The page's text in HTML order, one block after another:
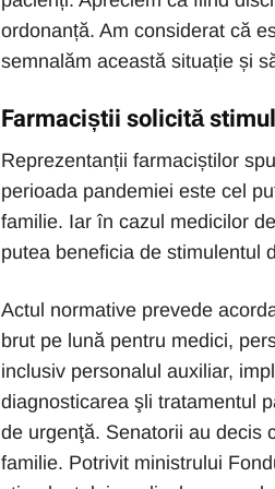
ordonanță. Am considerat că
semnalăm această situație și
Farmaciștii solicită
Reprezentanții farmaciștilor
perioada pandemiei este cel
familie. Iar în cazul medicilor
putea beneficia de stimulentul
Actul normative prevede
brut pe lună pentru medici,
inclusiv personalul auxiliar,
diagnosticarea şli tratamentul
de urgenţă. Senatorii au decis
familie. Potrivit ministrului